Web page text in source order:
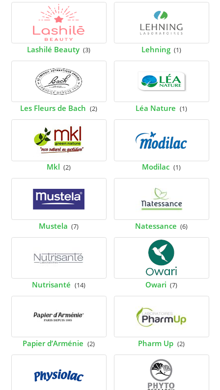
Lashilé Beauty (3) Lehning (1)
Les Fleurs de Bach (2) Léa Nature (1)
Mkl (2) Modilac (1)
Mustela (7) Natessance (6)
Nutrisanté (14) Owari (7)
Papier d’Arménie (2) Pharm Up (2)